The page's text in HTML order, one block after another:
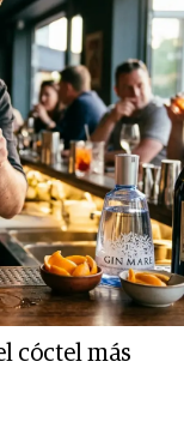
cóctel más